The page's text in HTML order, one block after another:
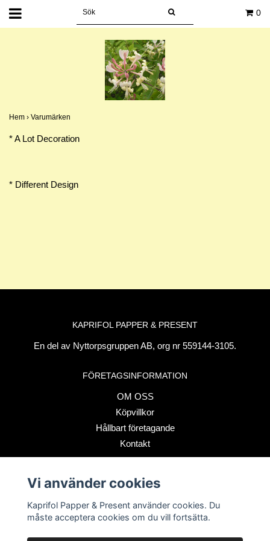
0
Hem › Varumärken
* A Lot Decoration
* Different Design
KAPRIFOL PAPPER & PRESENT
En del av Nyttorpsgruppen AB, org nr 559144-3105.
FÖRETAGSINFORMATION
OM OSS
Köpvillkor
Hållbart företagande
Kontakt
BETALSÄTT
Vi använder cookies
Kaprifol Papper & Present använder cookies. Du
måste acceptera cookies om du vill fortsätta.